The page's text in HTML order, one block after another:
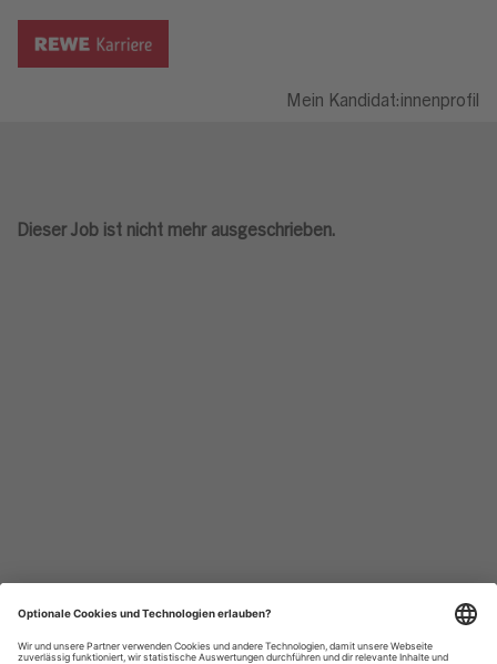
Mein Kandidat:innenprofil
Dieser Job ist nicht mehr ausgeschrieben.
Datenschutzhinweise